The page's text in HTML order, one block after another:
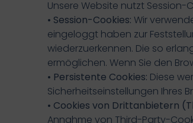
Unsere Website nutzt
• Session-Cookies: Wir
eingeloggt haben zur
wiederzuerkennen. Die so
ermöglichen. Wenn Sie den
• Persistente Cookies: Diese
Sicherheitseinstellungen Ihres
• Cookies von Drittanbietern
Annahme von Third-Party-